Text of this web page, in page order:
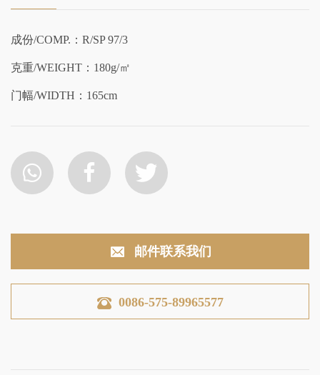
成份/COMP.：R/SP 97/3
克重/WEIGHT：180g/㎡
门幅/WIDTH：165cm
邮件联系我们
0086-575-89965577